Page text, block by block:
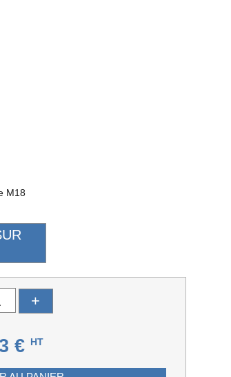
M18
+
€ HT